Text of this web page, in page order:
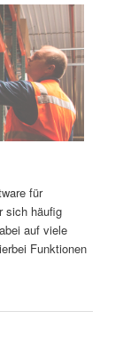
für
sich häufig
auf viele
Funktionen